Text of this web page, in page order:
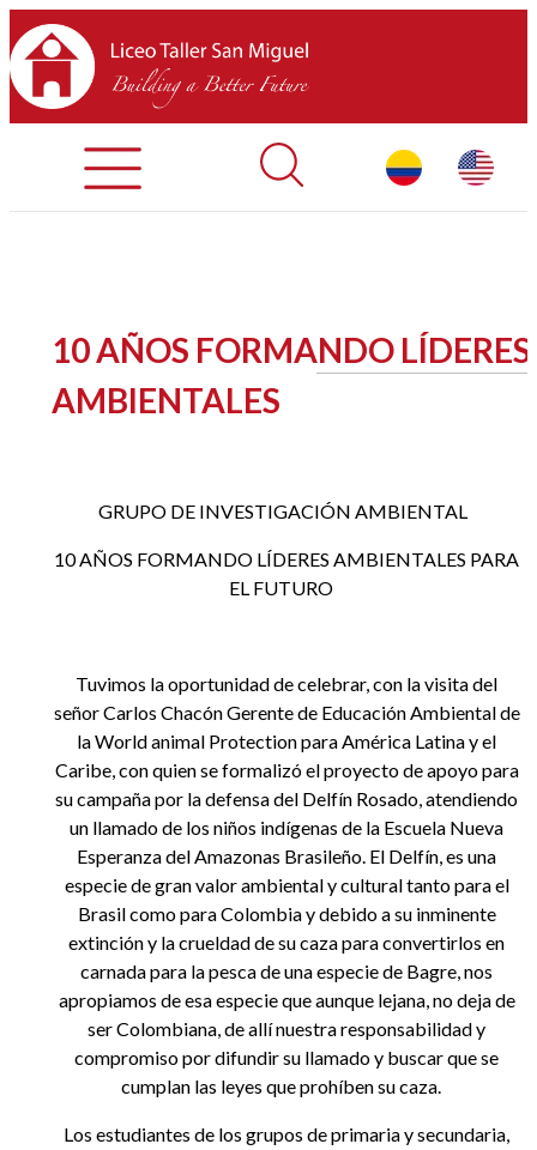
INICIO
SOBRE LTSM
EQUIPO
EGRESADOS
10 AÑOS FORMANDO LÍDERES
AMBIENTALES
GRUPO DE INVESTIGACIÓN AMBIENTAL
10 AÑOS FORMANDO LÍDERES AMBIENTALES PARA
EL FUTURO
Tuvimos la oportunidad de celebrar, con la visita del
señor Carlos Chacón Gerente de Educación Ambiental de
la World animal Protection para América Latina y el
Caribe, con quien se formalizó el proyecto de apoyo para
su campaña por la defensa del Delfín Rosado, atendiendo
un llamado de los niños indígenas de la Escuela Nueva
Esperanza del Amazonas Brasileño. El Delfín, es una
especie de gran valor ambiental y cultural tanto para el
Brasil como para Colombia y debido a su inminente
extinción y la crueldad de su caza para convertirlos en
carnada para la pesca de una especie de Bagre, nos
apropiamos de esa especie que aunque lejana, no deja de
ser Colombiana, de allí nuestra responsabilidad y
compromiso por difundir su llamado y buscar que se
cumplan las leyes que prohíben su caza.
Los estudiantes de los grupos de primaria y secundaria,